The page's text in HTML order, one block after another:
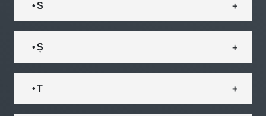
• S
• Ș
• T